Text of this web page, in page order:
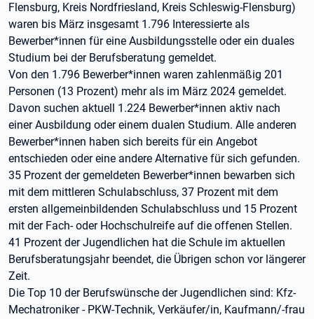
Flensburg, Kreis Nordfriesland, Kreis Schleswig-Flensburg)
waren bis März insgesamt 1.796 Interessierte als
Bewerber*innen für eine Ausbildungsstelle oder ein duales
Studium bei der Berufsberatung gemeldet.
Von den 1.796 Bewerber*innen waren zahlenmäßig 201
Personen (13 Prozent) mehr als im März 2024 gemeldet.
Davon suchen aktuell 1.224 Bewerber*innen aktiv nach
einer Ausbildung oder einem dualen Studium. Alle anderen
Bewerber*innen haben sich bereits für ein Angebot
entschieden oder eine andere Alternative für sich gefunden.
35 Prozent der gemeldeten Bewerber*innen bewarben sich
mit dem mittleren Schulabschluss, 37 Prozent mit dem
ersten allgemeinbildenden Schulabschluss und 15 Prozent
mit der Fach- oder Hochschulreife auf die offenen Stellen.
41 Prozent der Jugendlichen hat die Schule im aktuellen
Berufsberatungsjahr beendet, die Übrigen schon vor längerer
Zeit.
Die Top 10 der Berufswünsche der Jugendlichen sind: Kfz-
Mechatroniker - PKW-Technik, Verkäufer/in, Kaufmann/-frau